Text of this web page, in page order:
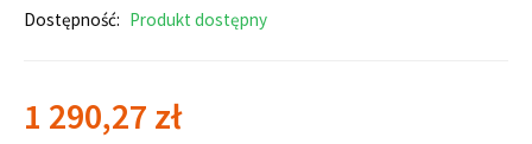
Dostępność: Produkt dostępny
1 290,27 zł